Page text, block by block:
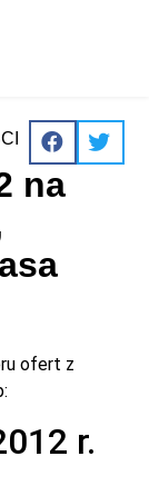
na
ofert z
r.